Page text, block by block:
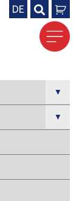
DE
Ricerca
per:
▼
▼